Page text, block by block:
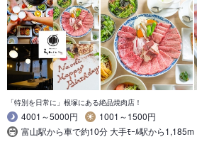
「特別を日常に」根塚にある絶品焼肉店！
4001～5000円
1001～1500円
富山駅から車で約10分 大手ﾓｰﾙ駅から1,185m